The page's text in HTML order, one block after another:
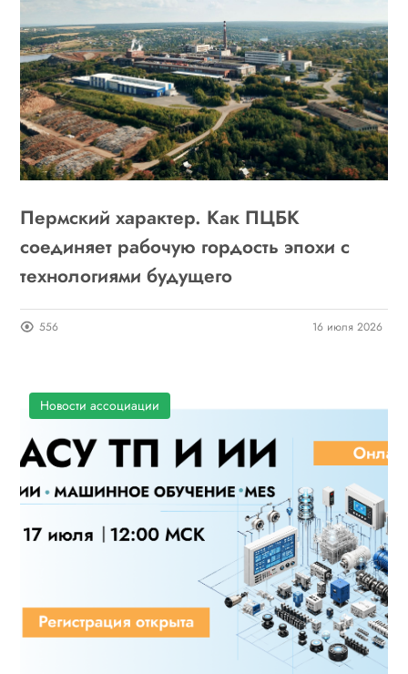
Пермский характер. Как ПЦБК
соединяет рабочую гордость эпохи с
технологиями будущего
556 16 июля 2026
Новости ассоциации